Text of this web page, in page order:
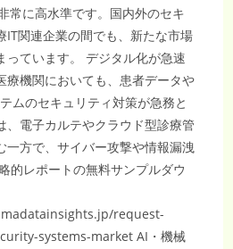
常に高水準です。国内外のセキ
IT関連企業の間でも、新たな市場
っています。 デジタル化が急速
療機関においても、患者データや
ムのセキュリティ対策が急務と
、電子カルテやクラウド型診療管
一方で、サイバー攻撃や情報漏洩
的レポートの無料サンプルダウ
request-
systems-market AI・機械